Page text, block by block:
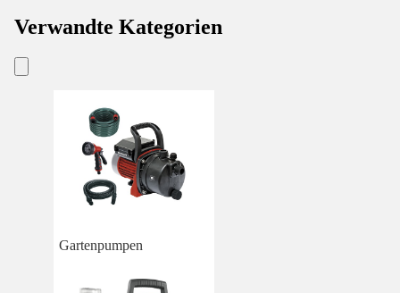
Verwandte Kategorien
Gartenpumpen